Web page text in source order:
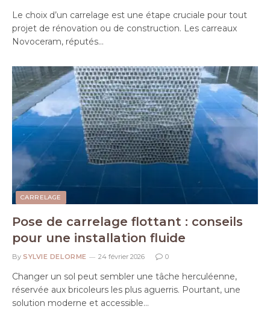
Le choix d’un carrelage est une étape cruciale pour tout
projet de rénovation ou de construction. Les carreaux
Novoceram, réputés…
CARRELAGE
Pose de carrelage flottant : conseils
pour une installation fluide
By SYLVIE DELORME 24 février 2026 0
Changer un sol peut sembler une tâche herculéenne,
réservée aux bricoleurs les plus aguerris. Pourtant, une
solution moderne et accessible…